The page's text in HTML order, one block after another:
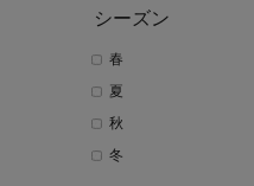
シーズン
春
夏
秋
冬